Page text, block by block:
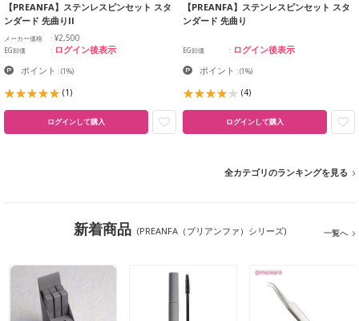
【PREANFA】ステンレスピンセット スタ
ンダード 先曲りII
メーカー価格 ¥2,500
EG卸価 ログイン後表示
ポイント :(1%)
(1)
ログインして購入
【PREANFA】ステンレスピンセット スタ
ンダード 先曲り
EG卸価 ログイン後表示
ポイント :(1%)
(4)
ログインして購入
全カテゴリのランキングを見る
新着商品 (PREANFA（プリアンファ）シリーズ) 一覧へ